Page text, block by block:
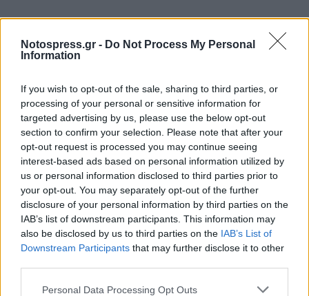
Notospress.gr - Do Not Process My Personal
Information
If you wish to opt-out of the sale, sharing to third parties, or
processing of your personal or sensitive information for
targeted advertising by us, please use the below opt-out
section to confirm your selection. Please note that after your
opt-out request is processed you may continue seeing
interest-based ads based on personal information utilized by
us or personal information disclosed to third parties prior to
your opt-out. You may separately opt-out of the further
disclosure of your personal information by third parties on the
IAB’s list of downstream participants. This information may
also be disclosed by us to third parties on the IAB’s List of
Downstream Participants that may further disclose it to other
Personal Data Processing Opt Outs